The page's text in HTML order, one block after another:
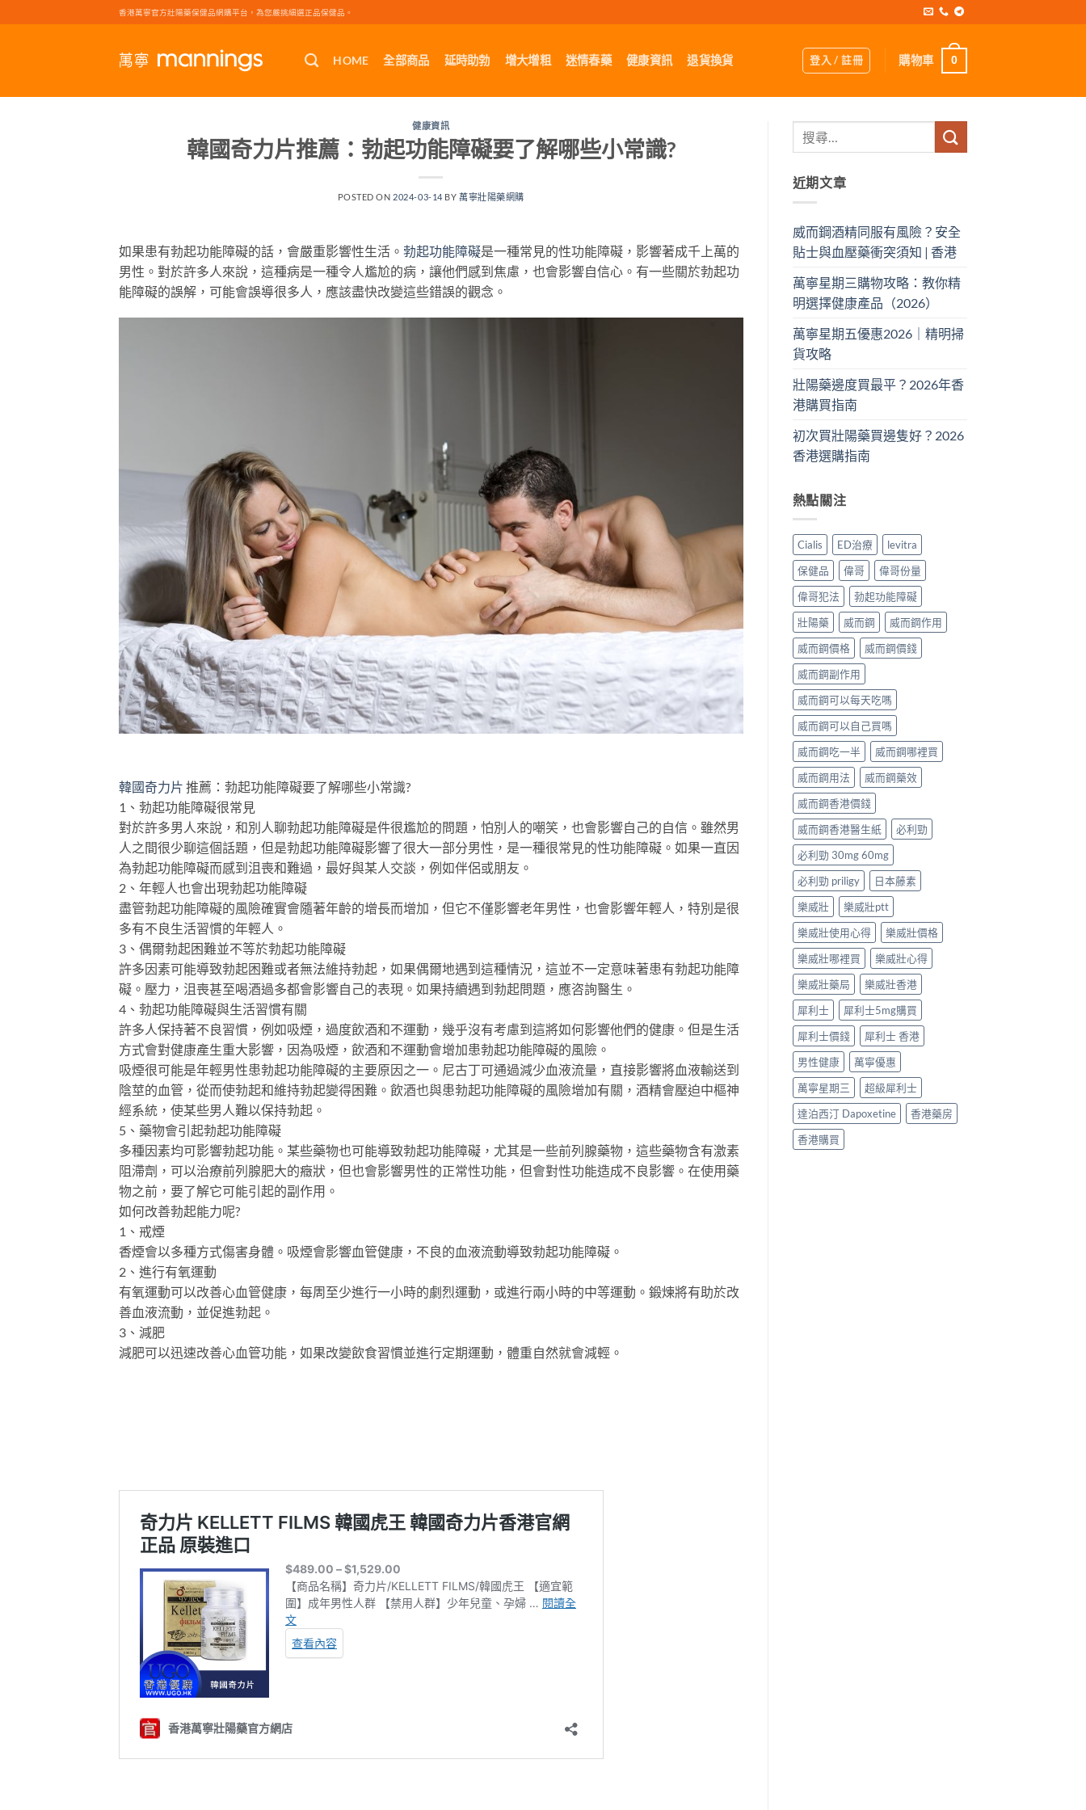
to
香港萬寧官方壯陽藥保健品網購平台，為您嚴挑細選正品保健品。
HOME 全部商品 延時助勃 增大增粗 迷情春藥 健康資訊 退貨換貨 登入 / 註冊 購物車 0
健康資訊
韓國奇力片推薦：勃起功能障礙要了解哪些小常識?
POSTED ON 2024-03-14 BY萬寧壯陽藥網購
如果患有勃起功能障礙的話，會嚴重影響性生活。 勃起功能障礙是一種常見的性功能障礙，影響著成千上萬的
男性。對於許多人來說，這種病是一種令人尷尬的病，讓他們感到焦慮，也會影響自信心。有一些關於勃起功
能障礙的誤解，可能會誤導很多人，應該盡快改變這些錯誤的觀念。
韓國奇力片 推薦：勃起功能障礙要了解哪些小常識?
1、勃起功能障礙很常見
對於許多男人來說，和別人聊勃起功能障礙是件很尷尬的問題，怕別人的嘲笑，也會影響自己的自信。雖然男
人之間很少聊這個話題，但是勃起功能障礙影響了很大一部分男性，是一種很常見的性功能障礙。如果一直因
為勃起功能障礙而感到沮喪和難過，最好與某人交談，例如伴侶或朋友。
2、年輕人也會出現勃起功能障礙
盡管勃起功能障礙的風險確實會隨著年齡的增長而增加，但它不僅影響老年男性，也會影響年輕人，特別是很
多有不良生活習慣的年輕人。
3、偶爾勃起困難並不等於勃起功能障礙
許多因素可能導致勃起困難或者無法維持勃起，如果偶爾地遇到這種情況，這並不一定意味著患有勃起功能障
礙。壓力，沮喪甚至喝酒過多都會影響自己的表現。如果持續遇到勃起問題，應咨詢醫生。
4、勃起功能障礙與生活習慣有關
許多人保持著不良習慣，例如吸煙，過度飲酒和不運動，幾乎沒有考慮到這將如何影響他們的健康。但是生活
方式會對健康產生重大影響，因為吸煙，飲酒和不運動會增加患勃起功能障礙的風險。
吸煙很可能是年輕男性患勃起功能障礙的主要原因之一。尼古丁可通過減少血液流量，直接影響將血液輸送到
陰莖的血管，從而使勃起和維持勃起變得困難。飲酒也與患勃起功能障礙的風險增加有關，酒精會壓迫中樞神
經系統，使某些男人難以保持勃起。
5、藥物會引起勃起功能障礙
多種因素均可影響勃起功能。某些藥物也可能導致勃起功能障礙，尤其是一些前列腺藥物，這些藥物含有激素
阻滯劑，可以治療前列腺肥大的癥狀，但也會影響男性的正常性功能，但會對性功能造成不良影響。在使用藥
物之前，要了解它可能引起的副作用。
如何改善勃起能力呢?
1、戒煙
香煙會以多種方式傷害身體。吸煙會影響血管健康，不良的血液流動導致勃起功能障礙。
2、進行有氧運動
有氧運動可以改善心血管健康，每周至少進行一小時的劇烈運動，或進行兩小時的中等運動。鍛煉將有助於改
善血液流動，並促進勃起。
3、減肥
減肥可以迅速改善心血管功能，如果改變飲食習慣並進行定期運動，體重自然就會減輕。
近期文章
威而鋼酒精同服有風險？安全
貼士與血壓藥衝突須知 | 香港
萬寧星期三購物攻略：教你精
明選擇健康產品（2026）
萬寧星期五優惠2026｜精明掃
貨攻略
壯陽藥邊度買最平？2026年香
港購買指南
初次買壯陽藥買邊隻好？2026
香港選購指南
熱點關注
Cialis ED治療
levitra
保健品
偉哥
偉哥份量
偉哥犯法
勃起功能障礙
壯陽藥
威而鋼
威而鋼作用
威而鋼價格
威而鋼價錢
威而鋼副作用
威而鋼可以每天吃嗎
威而鋼可以自己買嗎
威而鋼吃一半
威而鋼哪裡買
威而鋼用法
威而鋼藥效
威而鋼香港價錢
威而鋼香港醫生紙
必利勁
必利勁 30mg 60mg
必利勁 priligy
日本藤素
樂威壯
樂威壯ptt
樂威壯使用心得
樂威壯價格
樂威壯哪裡買
樂威壯心得
樂威壯藥局
樂威壯香港
犀利士
犀利士5mg購買
犀利士價錢
犀利士 香港
男性健康
萬寧優惠
萬寧星期三
超級犀利士
達泊西汀 Dapoxetine
香港藥房
香港購買